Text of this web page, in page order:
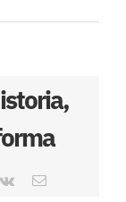
Vk
Correo